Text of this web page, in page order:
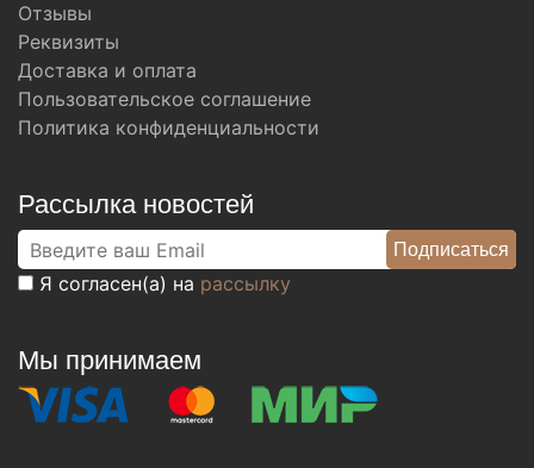
Отзывы
Реквизиты
Доставка и оплата
Пользовательское соглашение
Политика конфиденциальности
Рассылка новостей
Я согласен(а) на рассылку
Мы принимаем